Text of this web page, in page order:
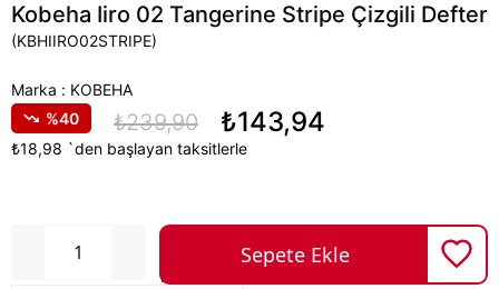
Kobeha Iiro 02 Tangerine Stripe Çizgili Defter
(KBHIIRO02STRIPE)
Marka : KOBEHA
40
₺239,90 ₺143,94
₺18,98 `den başlayan taksitlerle